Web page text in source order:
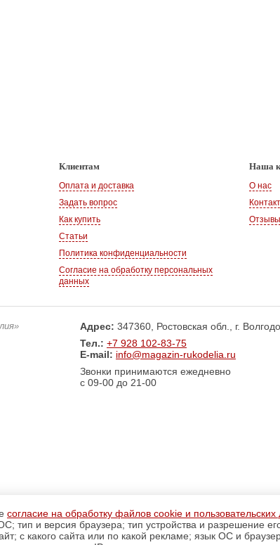
Клиентам
Оплата и доставка
Задать вопрос
Как купить
Статьи
Политика конфиденциальности
Согласие на обработку персональных
данных
Наша
О нас
Отзывы
Адрес: 347360, Ростовская обл., г.
Тел.: +7 928 102-83-75
E-mail: info@magazin-rukodelia.ru
Звонки принимаются ежедневно
с 09-00 до 21-00
согласие на обработку файлов cookie и
тип и версия браузера; тип устройства и разрешение
с какого сайта или по какой рекламе; язык ОС и